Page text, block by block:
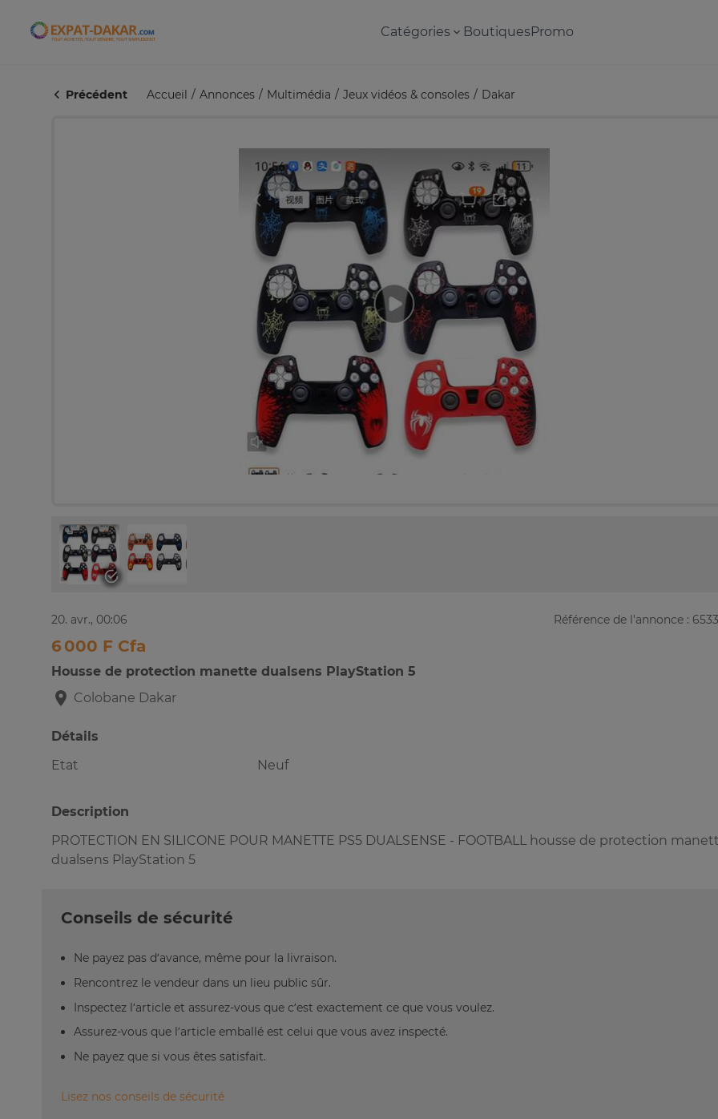
Expat-Dakar Catégories BoutiquesPromo
Précédent Accueil Annonces Multimédia Jeux vidéos & consoles Dakar
20. avr., 00:06 Référence de l'annonce :
6 000 F Cfa
Housse de protection manette dualsens PlayStation 5
Colobane Dakar
Détails
Etat
Neuf
Description
PROTECTION EN SILICONE POUR MANETTE PS5 DUALSENSE - FOOTBALL housse de protection
dualsens PlayStation 5
Conseils de sécurité
Ne payez pas d’avance, même pour la livraison.
Rencontrez le vendeur dans un lieu public sûr.
Inspectez l’article et assurez-vous que c’est exactement ce que vous voulez.
Assurez-vous que l’article emballé est celui que vous avez inspecté.
Ne payez que si vous êtes satisfait.
Lisez nos conseils de sécurité